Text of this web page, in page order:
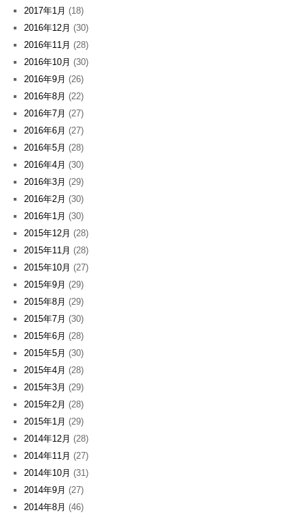
2017年1月 (18)
2016年12月 (30)
2016年11月 (28)
2016年10月 (30)
2016年9月 (26)
2016年8月 (22)
2016年7月 (27)
2016年6月 (27)
2016年5月 (28)
2016年4月 (30)
2016年3月 (29)
2016年2月 (30)
2016年1月 (30)
2015年12月 (28)
2015年11月 (28)
2015年10月 (27)
2015年9月 (29)
2015年8月 (29)
2015年7月 (30)
2015年6月 (28)
2015年5月 (30)
2015年4月 (28)
2015年3月 (29)
2015年2月 (28)
2015年1月 (29)
2014年12月 (28)
2014年11月 (27)
2014年10月 (31)
2014年9月 (27)
2014年8月 (46)